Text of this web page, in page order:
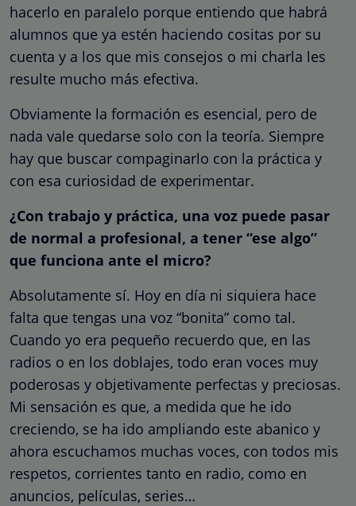
hacerlo en paralelo porque entiendo que habrá
alumnos que ya estén haciendo cositas por su
cuenta y a los que mis consejos o mi charla les
resulte mucho más efectiva.
Obviamente la formación es esencial, pero de
nada vale quedarse solo con la teoría. Siempre
hay que buscar compaginarlo con la práctica y
con esa curiosidad de experimentar.
¿Con trabajo y práctica, una voz puede pasar
de normal a profesional, a tener “ese algo”
que funciona ante el micro?
Absolutamente sí. Hoy en día ni siquiera hace
falta que tengas una voz “bonita” como tal.
Cuando yo era pequeño recuerdo que, en las
radios o en los doblajes, todo eran voces muy
poderosas y objetivamente perfectas y preciosas.
Mi sensación es que, a medida que he ido
creciendo, se ha ido ampliando este abanico y
ahora escuchamos muchas voces, con todos mis
respetos, corrientes tanto en radio, como en
anuncios, películas, series…